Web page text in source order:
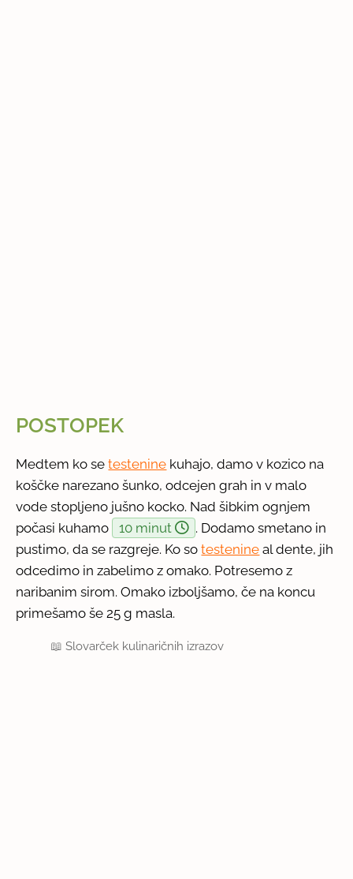
POSTOPEK
Medtem ko setestenine kuhajo, damo v kozico na
koščke narezano šunko, odcejen grah in v malo
vode stopljeno jušno kocko. Nad šibkim ognjem
počasi kuhamo
10 minut
. Dodamo smetano in
pustimo, da se razgreje. Ko sotestenine al dente, jih
odcedimo in zabelimo z omako. Potresemo z
naribanim sirom. Omako izboljšamo, če na koncu
primešamo še 25 g masla.
📖Slovarček kulinaričnih izrazov